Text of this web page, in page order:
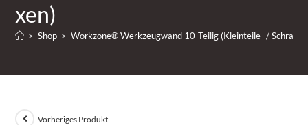
xen)
> Shop > Workzone® Werkzeugwand 10-Teilig (Kleinteile- /
Vorheriges Produkt